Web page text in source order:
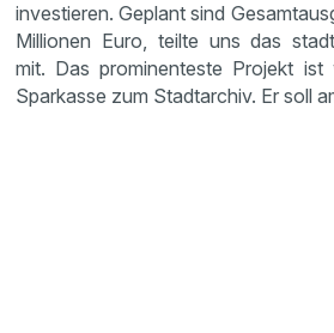
investieren. Geplant sind
Millionen Euro, teilte uns das
mit. Das prominenteste Projekt
Sparkasse zum Stadtarchiv. Er soll